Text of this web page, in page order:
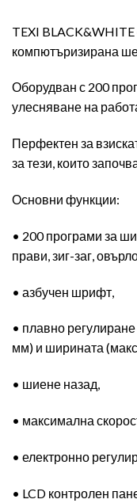
TEXI
компютъризирана
Оборудван с 200
улесняване на
Перфектен за
за тези, които
Основни функции:
• 200 програми за
прави, зиг-заг,
• азбучен шрифт,
• плавно
мм) и ширината
• шиене назад,
• максимална
• електронно
• LCD контролен